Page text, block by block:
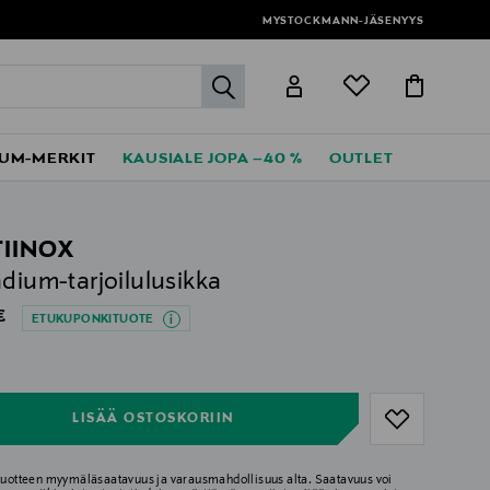
MYSTOCKMANN-JÄSENYYS
label.header.go
MERKIT KAUSIALE JOPA –40 % OUTLET
tarjoilulusikka
Price
ETUKUPONKITUOTE
LISÄÄ OSTOSKORIIN
myymäläsaatavuus ja varausmahdollisuus alta. Saatavuus voi